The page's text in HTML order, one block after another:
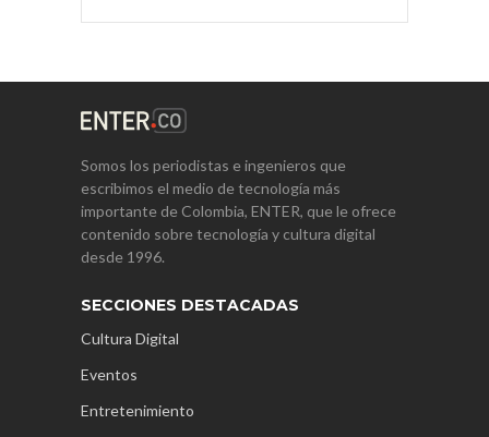
Somos los periodistas e ingenieros que
escribimos el medio de tecnología más
importante de Colombia, ENTER, que le ofrece
contenido sobre tecnología y cultura digital
desde 1996.
SECCIONES DESTACADAS
Cultura Digital
Eventos
Entretenimiento